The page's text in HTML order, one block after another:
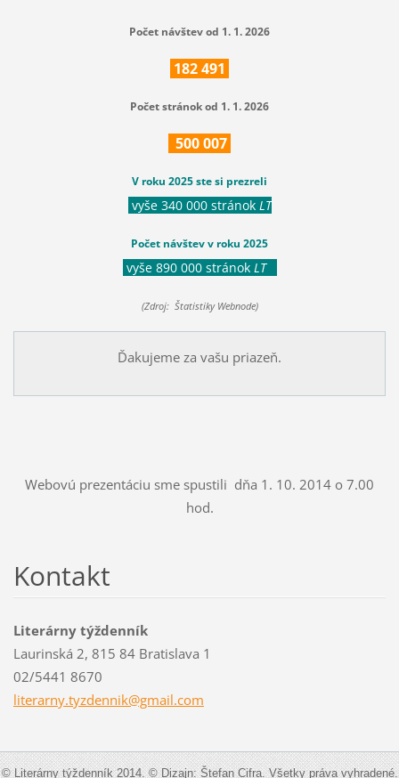
Počet návštev od 1. 1. 2026
182491
Počet stránok od 1. 1. 2026
500007
V roku 2025 ste si prezreli
vyše 340 000 stránok LT
Počet návštev v roku 2025
vyše 890 000 stránok LT
(Zdroj: Štatistiky Webnode)
Ďakujeme za vašu priazeň.
Webovú prezentáciu sme spustili dňa 1. 10. 2014 o 7.00
hod.
Kontakt
Literárny týždenník
Laurinská 2, 815 84 Bratislava 1
02/5441 8670
literarny.tyzdennik@gmail.com
© Literárny týždenník 2014. © Dizajn: Štefan Cifra. Všetky práva vyhradené.